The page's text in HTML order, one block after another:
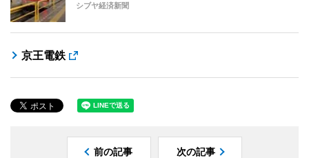
シブヤ経済新聞
京王電鉄
前の記事 次の記事